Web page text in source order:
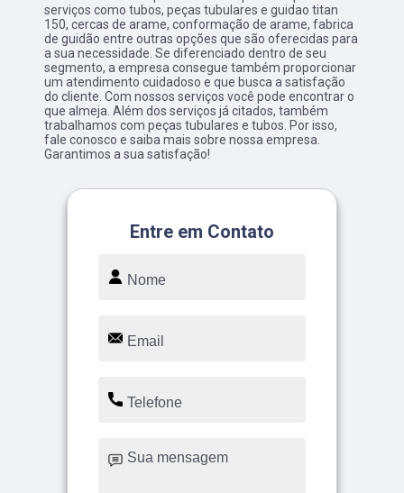
serviços como tubos, peças tubulares e guidao titan
150, cercas de arame, conformação de arame, fabrica
de guidão entre outras opções que são oferecidas para
a sua necessidade. Se diferenciado dentro de seu
segmento, a empresa consegue também proporcionar
um atendimento cuidadoso e que busca a satisfação
do cliente. Com nossos serviços você pode encontrar o
que almeja. Além dos serviços já citados, também
trabalhamos com peças tubulares e tubos. Por isso,
fale conosco e saiba mais sobre nossa empresa.
Garantimos a sua satisfação!
Entre em Contato